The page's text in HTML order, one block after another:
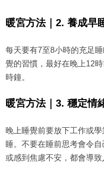
暖宮方法｜2. 養成早
每天要有7至8小時的充足
覺的習慣，最好在晚上12
時鐘。
暖宮方法｜3. 穩定情
晚上睡覺前要放下工作或
睡。不要在睡前思考會令
或感到焦慮不安，都會導致